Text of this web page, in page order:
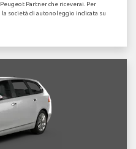
Partner che riceverai. Per
società di autonoleggio indicata su